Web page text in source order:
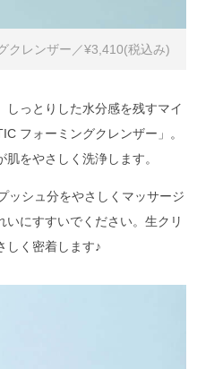
クレンザー／¥3,410(税込み)
っとりした水分感を残すマイ
フォーミングクレンザー」。
をやさしく洗浄します。
ッシュ分をやさしくマッサージ
にすすいでください。生クリ
しく密着します♪